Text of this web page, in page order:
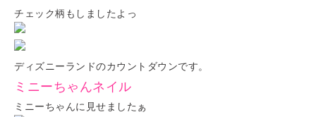
チェック柄もしましたよっ
ディズニーランドのカウントダウンです。
ミニーちゃんネイル
ミニーちゃんに見せましたぁ